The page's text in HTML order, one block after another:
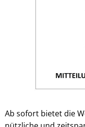
Ab sofort bietet die